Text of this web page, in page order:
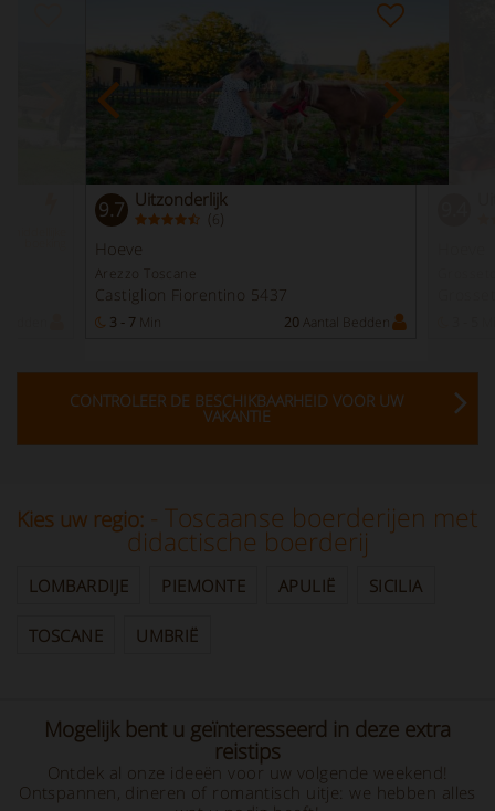
9.7 Uitzonderlijk
( )
Hoeve
Arezzo Toscane
Castiglion Fiorentino 5437
3 - 7 Min 20 Aantal Bedden
CONTROLEER DE BESCHIKBAARHEID VOOR UW
VAKANTIE
Kies uw regio: - Toscaanse boerderijen met
didactische boerderij
LOMBARDIJE PIEMONTE APULIË SICILIA
TOSCANE UMBRIË
Mogelijk bent u geïnteresseerd in deze extra
reistips
Ontdek al onze ideeën voor uw volgende weekend!
Ontspannen, dineren of romantisch uitje: we hebben alles